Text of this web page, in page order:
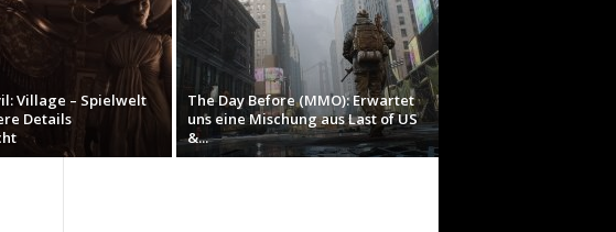
Village – Spielwelt
Details
The Day Before (MMO): Erwartet
uns eine Mischung aus Last of US
&...